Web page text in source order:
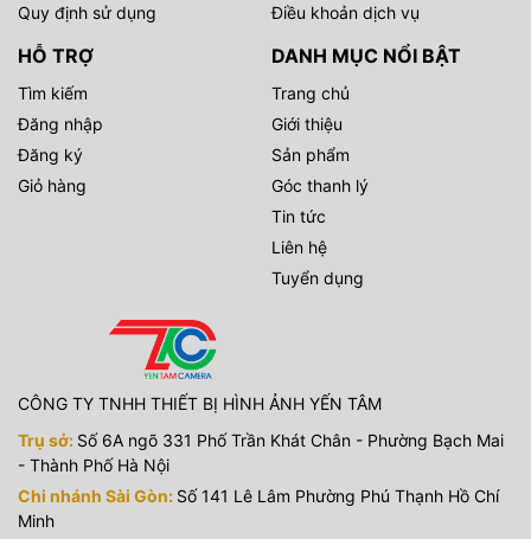
Quy định sử dụng
Điều khoản dịch vụ
HỖ TRỢ
Tìm kiếm
Đăng nhập
Đăng ký
Giỏ hàng
DANH MỤC NỔI BẬT
Trang chủ
Giới thiệu
Sản phẩm
Góc thanh lý
Tin tức
Liên hệ
Tuyển dụng
CÔNG TY TNHH THIẾT BỊ HÌNH ẢNH YẾN TÂM
Trụ sở: Số 6A ngõ 331 Phố Trần Khát Chân - Phường Bạch Mai
- Thành Phố Hà Nội
Chi nhánh Sài Gòn: Số 141 Lê Lâm Phường Phú Thạnh Hồ Chí
Minh